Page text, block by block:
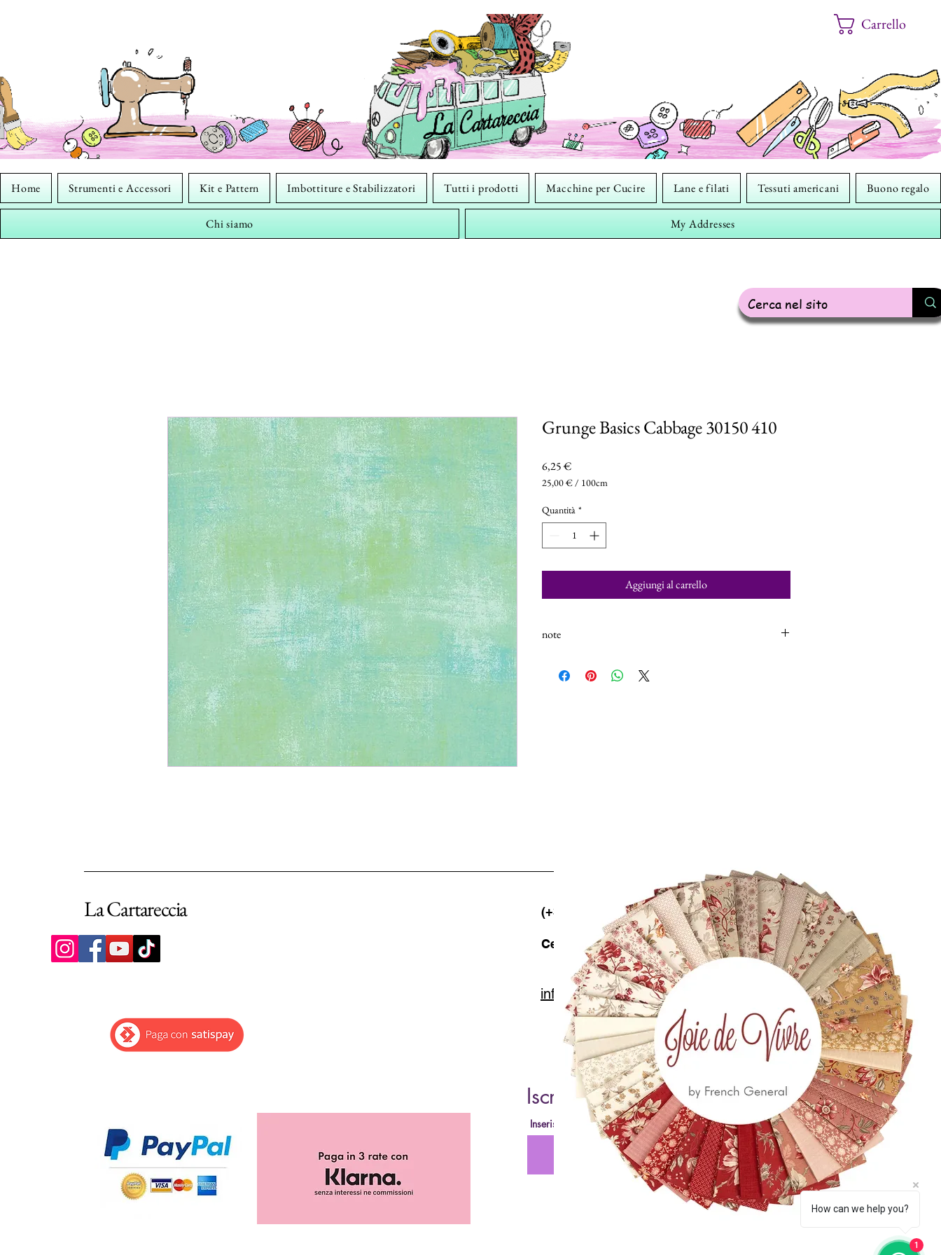
Carrello
Home Strumenti e Accessori Kit e Pattern Imbottiture e Stabilizzatori Tutti i prodotti Macchine per Cucire Lane e filati Tessuti americani Buono regalo
Chi siamo My Addresses
Grunge Basics Cabbage 30150 410
6,25 €Prezzo
25,00 €/ 100cm
ogni
100
Centimetri
Quantità *
Aggiungi al carrello
note
Selezionando più unità, ti arriverà un unico pezzo multiplo di
La Cartareccia (+39) 06 523 510 18
Cell. 347 49 65 650
Via Costantino
Beschi, 13c - ROMA
info@lacartareccia.com
Iscriviti alla Newsletter
Inserisci la tua Email
Iscriviti
How can we help you?
1